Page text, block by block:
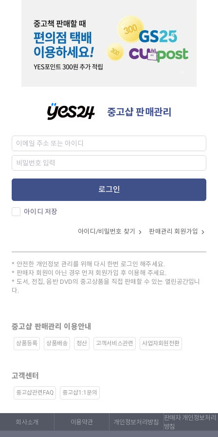
중고샵 판매관리
로그인
아이디 저장
아이디/비밀번호 찾기 판매관리 회원가입
안전한 개인정보 관리를 위해 다시 한번 로그인 해주세요.
판매자 회원이 아닌 경우 먼저 회원가입 후 이용해 주세요.
도서, 전집, 음반 DVD의 중고상품을 직접 판매할 수 있는 열린공간입니
다.
중고샵 판매관리 이용안내
상품등록 상품배송 정산 고객서비스관련 사업자회원전환
고객센터
중고샵관련FAQ 중고샵1:1문의
회사소개 이용약관 개인정보처리방침
판매자 개인정보처리
방침